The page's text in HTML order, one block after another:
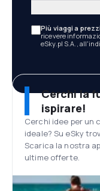
Più viaggi a
ricevere
eSky.pl S.A.,
Cerchi la
ispirare!
Cerchi idee per un
ideale? Su eSky
Scarica la nostra
ultime offerte.